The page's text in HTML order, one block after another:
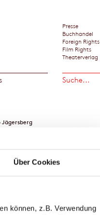
Über Cookies
können, z.B. Verwendung
Presse
Buchhandel
Foreign Rights
Film Rights
Theaterverlag
Jägersberg